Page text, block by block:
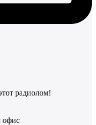
радиолом!
офис